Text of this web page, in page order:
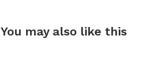
You may also like this